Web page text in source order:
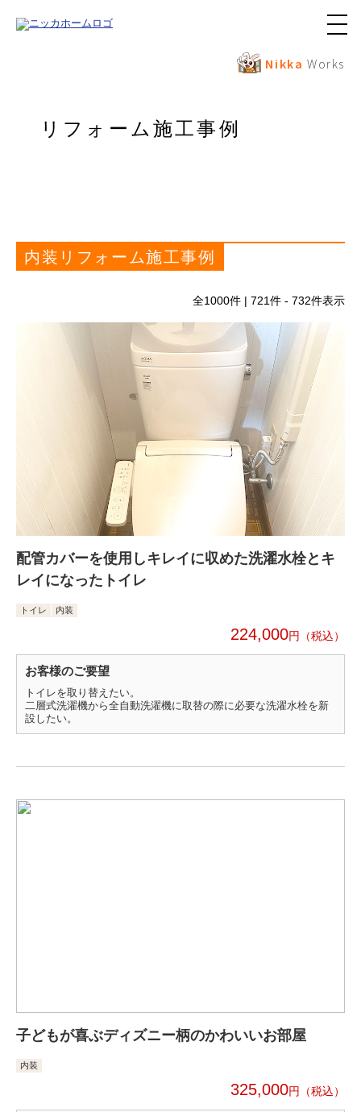
メ
ュ
Nikka Works
リフォーム施工事例
内装リフォーム施工事例
全1000件 | 721件 - 732件表示
配管カバーを使用しキレイに収めた洗濯水栓とキ
レイになったトイレ
トイレ 内装
224,000円
お客様のご要望
トイレを取り替えたい。
二層式洗濯機から全自動洗濯機に取替の際に必要な洗濯水栓を新
設したい。
子どもが喜ぶディズニー柄のかわいいお部屋
内装
325,000円